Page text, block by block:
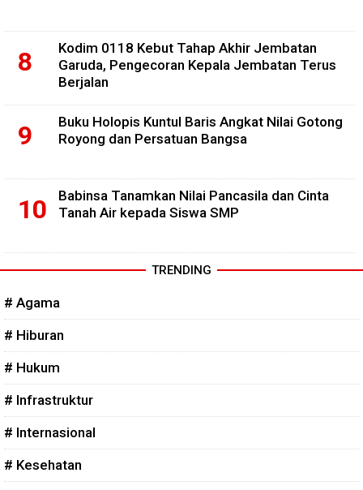
Kodim 0118 Kebut Tahap Akhir Jembatan
Garuda, Pengecoran Kepala Jembatan Terus
Berjalan
Buku Holopis Kuntul Baris Angkat Nilai Gotong
Royong dan Persatuan Bangsa
Babinsa Tanamkan Nilai Pancasila dan Cinta
Tanah Air kepada Siswa SMP
TRENDING
# Agama
# Hiburan
# Hukum
# Infrastruktur
# Internasional
# Kesehatan